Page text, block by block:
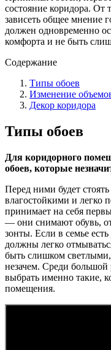
состояние коридора. От
зависеть общее мнение
должен одновременно
комфорта и не быть
Содержание
Типы обоев
Изменение
Декор коридора
Типы обоев
Для коридорного
обоев, которые
Перед ними будет
влагостойкими и легко
принимает на себя
— они снимают обувь,
зонты. Если в семье
должны легко
быть слишком светлыми,
незачем. Среди большой
выбрать именно такие,
помещения.